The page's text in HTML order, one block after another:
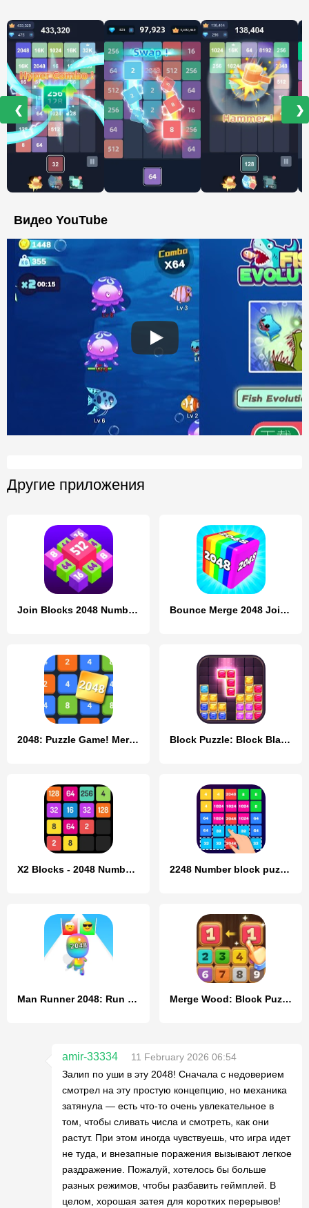
❮ ❯
Видео YouTube
Другие приложения
Join Blocks 2048 Number Puzzle Bounce Merge 2048 Join Numbers
2048: Puzzle Game! Merge Block Block Puzzle: Block Blast!
X2 Blocks - 2048 Number Game 2248 Number block puzzle 2048
Man Runner 2048: Run and Merge Merge Wood: Block Puzzle
amir-33334
11 February 2026 06:54
Залип по уши в эту 2048! Сначала с недоверием
смотрел на эту простую концепцию, но механика
затянула — есть что-то очень увлекательное в
том, чтобы сливать числа и смотреть, как они
растут. При этом иногда чувствуешь, что игра идет
не туда, и внезапные поражения вызывают легкое
раздражение. Пожалуй, хотелось бы больше
разных режимов, чтобы разбавить геймплей. В
целом, хорошая затея для коротких перерывов!